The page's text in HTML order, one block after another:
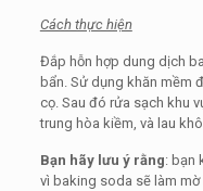
Cách thực hiện
Đắp hỗn hợp dung dịch
bẩn. Sử dụng khăn mềm
cọ. Sau đó rửa sạch khu
trung hòa kiềm, và lau
Bạn hãy lưu ý rằng: bạn
vì baking soda sẽ làm